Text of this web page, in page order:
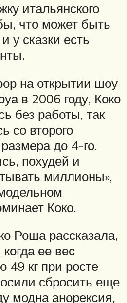
итальянского
что может быть
у сказки есть
на открытии шоу
в 2006 году, Коко
без работы, так
со второго
до 4-го.
похудей и
миллионы»,
Коко.
Роша рассказала,
ее вес
49 кг при росте
сбросить еще
модна анорексия,